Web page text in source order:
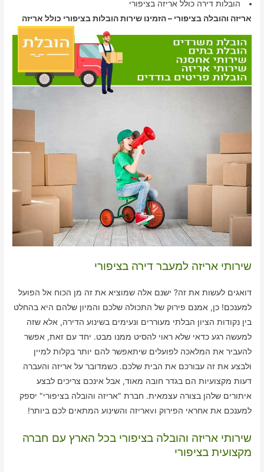
הובלות דירה כולל אריזה בציפורי
אריזה והובלה בציפורי – הזמינו שירות הובלות בציפורי כולל אריזה
שירותי אריזה למעבר דירה בציפורי
דואגים לעשות את זה? ישנם אלה שמוציא את זה מן הכוח אל הפועל
למענכם! כן, אמנם פירוק של התכולה שלכם והמיון שלהם היא בהחלט
בין נקודות הציון הבלתי מעוררים ונעימים בשינוע הדירה, אלא שזה
למעשה רגע כדאי שלא ראוי להסיט ממנו מבט. יחד עם זאת, אפשר
להעביר את המלאכה לפועלים שיתאפשר להם יותר בקלות למיין
ולבצע את זה עבורכם את הבית שלכם. כשמדובר על אריזה והעברה
דעות מקצועיות הם בגדר חובה מאוד, אבל אינכם צריכים לבצע
איתורים שלהן בצורה עצמאית. חברת "אריזה והובלה בציפורי" יספק
למענכם את אחראי הפירוק וvאריזה והשינוע המתאים לכם ביותר!
שירותי אריזה והובלה בציפורי בכל הארץ עם חברה
מקצועית בציפורי